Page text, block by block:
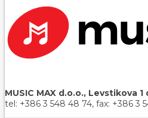
MUSIC MAX d.o.o., Levstikova
tel: +386 3 548 48 74, fax: +386 3